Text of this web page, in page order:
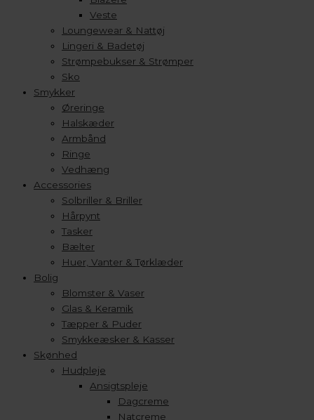
Veste
Loungewear & Nattøj
Lingeri & Badetøj
Strømpebukser & Strømper
Sko
Smykker
Øreringe
Halskæder
Armbånd
Ringe
Vedhæng
Accessories
Solbriller & Briller
Hårpynt
Tasker
Bælter
Huer, Vanter & Tørklæder
Bolig
Blomster & Vaser
Glas & Keramik
Tæpper & Puder
Smykkeæsker & Kasser
Skønhed
Hudpleje
Ansigtspleje
Dagcreme
Natcreme